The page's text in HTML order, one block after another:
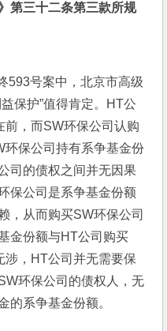
第三十二条第三款所规
593号案中，北京市高级
保护”值得肯定。HT公
前，而SW环保公司认购
环保公司持有系争基金份
司的债权之间并无因果
保公司是系争基金份额
，从而购买SW环保公司
金份额与HT公司购买
涉，HT公司并无需要保
环保公司的债权人，无
的系争基金份额。